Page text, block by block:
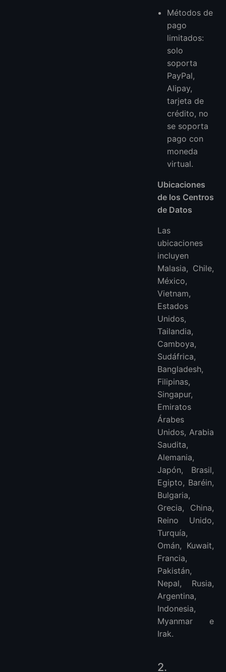
Métodos de
pago
limitados:
solo
soporta
PayPal,
Alipay,
tarjeta de
crédito, no
se soporta
pago con
moneda
virtual.
Ubicaciones
de los Centros
de Datos
Las
ubicaciones
incluyen
Malasia, Chile,
México,
Vietnam,
Estados
Unidos,
Tailandia,
Camboya,
Sudáfrica,
Bangladesh,
Filipinas,
Singapur,
Emiratos
Árabes
Unidos, Arabia
Saudita,
Alemania,
Japón, Brasil,
Egipto, Baréin,
Bulgaria,
Grecia, China,
Reino Unido,
Turquía,
Omán, Kuwait,
Francia,
Pakistán,
Nepal, Rusia,
Argentina,
Indonesia,
Myanmar e
Irak.
2.